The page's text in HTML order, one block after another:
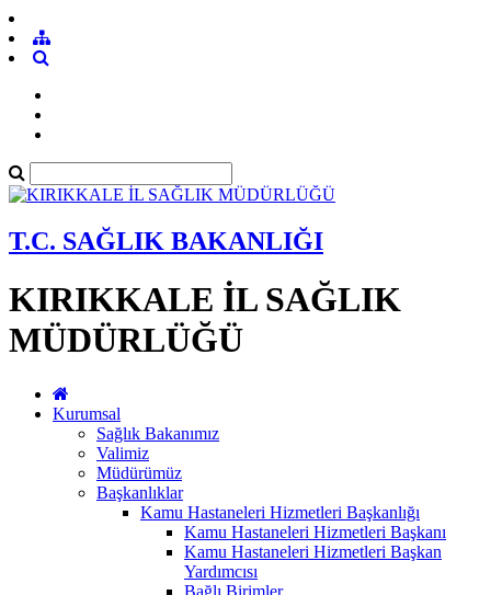
T.C. SAĞLIK BAKANLIĞI
KIRIKKALE İL SAĞLIK
MÜDÜRLÜĞÜ
Kurumsal
Sağlık Bakanımız
Valimiz
Müdürümüz
Başkanlıklar
Kamu Hastaneleri Hizmetleri Başkanlığı
Kamu Hastaneleri Hizmetleri Başkanı
Kamu Hastaneleri Hizmetleri Başkan
Yardımcısı
Bağlı Birimler